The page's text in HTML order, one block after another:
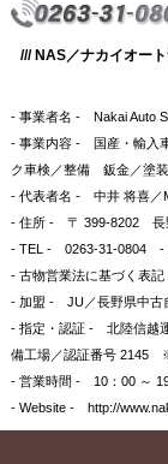
/// NAS／ナカイオー
- 事業者名 - Nakai Auto
- 事業内容 - 国産・輸入
ク車検／整備 鈑金／塗
- 代表者名 - 中井 将喜／
- 住所 - 〒 399-8202 長
- TEL - 0263-31-0804 -
- 古物営業法に基づく表
- 加盟 - JU／長野県中古
- 指定・認証 - 北陸信越
備工場／認証番号 2145
- 営業時間 - 10：00 ～
- Website - http://